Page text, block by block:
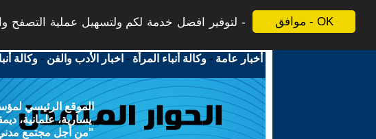
موافق - OK
لتوفير افضل خدمة لكم ولتسهيل عملية التصفح
أخبار عامة -وكالة أنباء المرأة - اخبار الأدب والفن -وكالة
الموقع الرئيسي
يسارية، علمانية،
"من أجل مجتمع مدني